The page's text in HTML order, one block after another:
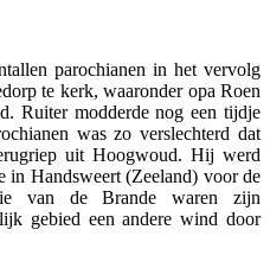
parochianen in het vervolg
te kerk, waaronder opa Roen
Ruiter modderde nog een tijdje
was zo verslechterd dat
uit Hoogwoud. Hij werd
in Handsweert (Zeeland) voor de
van de Brande waren zijn
gebied een andere wind door